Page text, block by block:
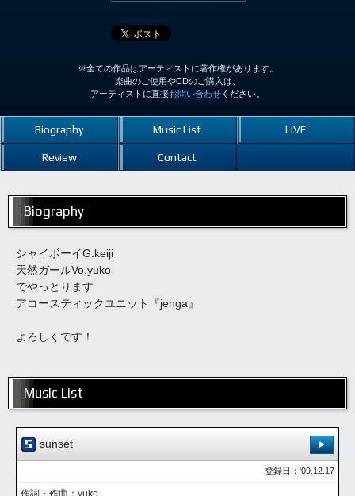
※全ての作品はアーティストに著作権があります。
楽曲のご使用やCDのご購入は、
アーティストに直接お問い合わせ ください。
Biography Music List LIVE
Review Contact
Biography
シャイボーイG.keiji
天然ガールVo.yuko
でやっとります
アコースティックユニット『jenga』
よろしくです！
Music List
sunset
登録日：'09.12.17